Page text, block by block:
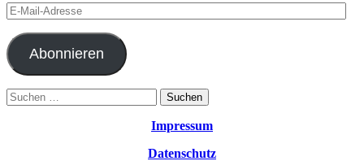
E-
Mail-
Adresse
Abonnieren
Suchen
nach:
Impressum
Datenschutz